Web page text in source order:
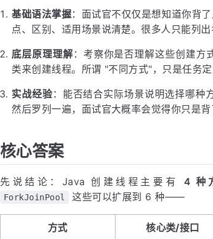
基础语法掌握：面试官不仅仅是想知道你背
点、区别、适用场景说清楚。很多人只能列出
底层原理理解 ：考察你是否理解这些创建
类来创建线程。所谓 "不同方式"，只是任务定
实战经验：能否结合实际场景说明选择哪种
然后罗列一遍，面试官大概率会觉得你只是背
核心答案
先说结论：Java 创建线程主要有 4 种
ForkJoinPool 这些可以扩展到 6 种——
方式 核心类/接口